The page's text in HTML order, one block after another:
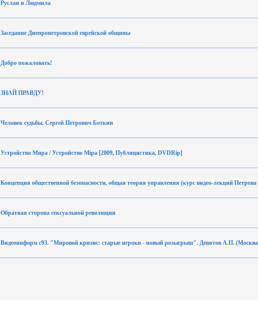
Руслан и Людмила
Заседание Днепропетровской еврейской общины
Добро пожаловать!
ЗНАЙ ПРАВДУ!
Человек судьбы. Сергей Петрович Боткин
Устройство Мира / Устройство Мiра [2009, Публицистика, DVDRip]
Концепция общественной безопасности, общая теория управления (курс видео-лекций
Обратная сторона сексуальной революции
Видеоинформ c93. "Мировой кризис: старые игроки - новый розыгрыш". Девятов А.П. (Москва,